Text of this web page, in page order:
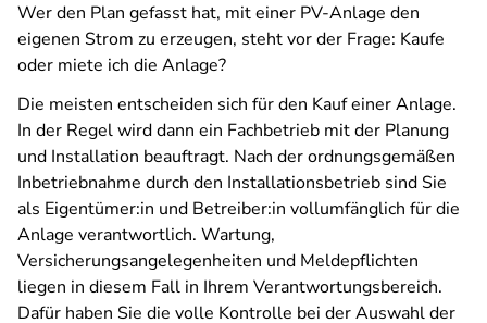
Wer den Plan gefasst hat, mit einer PV-Anlage den
eigenen Strom zu erzeugen, steht vor der Frage: Kaufe
oder miete ich die Anlage?
Die meisten entscheiden sich für den Kauf einer Anlage.
In der Regel wird dann ein Fachbetrieb mit der Planung
und Installation beauftragt. Nach der ordnungsgemäßen
Inbetriebnahme durch den Installationsbetrieb sind Sie
als Eigentümer:in und Betreiber:in vollumfänglich für die
Anlage verantwortlich. Wartung,
Versicherungsangelegenheiten und Meldepflichten
liegen in diesem Fall in Ihrem Verantwortungsbereich.
Dafür haben Sie die volle Kontrolle bei der Auswahl der